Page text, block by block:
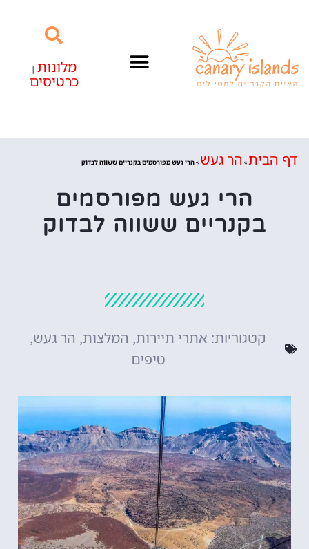
מלונות|
כרטיסים
דף הבית» הר געש »הרי געש מפורסמים בקנריים ששווה לבדוק
הרי געש מפורסמים
בקנריים ששווה לבדוק
קטגוריות: אתרי תיירות, המלצות, הר געש,
טיפים